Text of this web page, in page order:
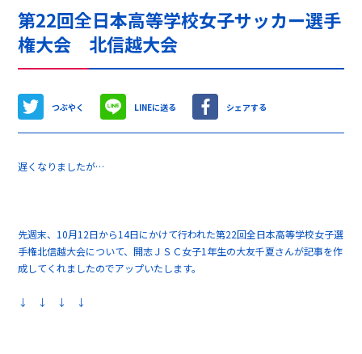
第22回全日本高等学校女子サッカー選手
権大会 北信越大会
つぶやく LINEに送る シェアする
遅くなりましたが…
先週末、10月12日から14日にかけて行われた第22回全日本高等学校女子選
手権北信越大会について、開志ＪＳＣ女子1年生の大友千夏さんが記事を作
成してくれましたのでアップいたします。
↓ ↓ ↓ ↓